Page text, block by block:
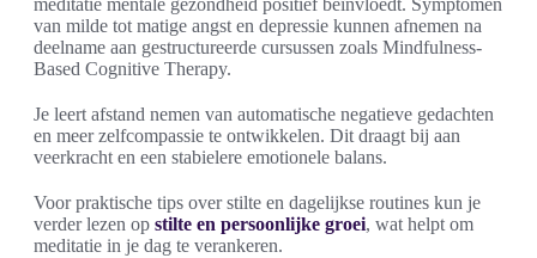
meditatie mentale gezondheid positief beïnvloedt. Symptomen
van milde tot matige angst en depressie kunnen afnemen na
deelname aan gestructureerde cursussen zoals Mindfulness-
Based Cognitive Therapy.
Je leert afstand nemen van automatische negatieve gedachten
en meer zelfcompassie te ontwikkelen. Dit draagt bij aan
veerkracht en een stabielere emotionele balans.
Voor praktische tips over stilte en dagelijkse routines kun je
verder lezen op stilte en persoonlijke groei, wat helpt om
meditatie in je dag te verankeren.